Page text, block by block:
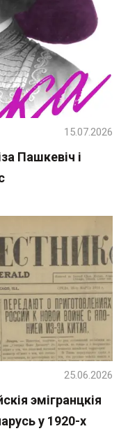
Пашкевіч і
15.07.2026
эмігранцкія
у 1920-х
25.06.2026